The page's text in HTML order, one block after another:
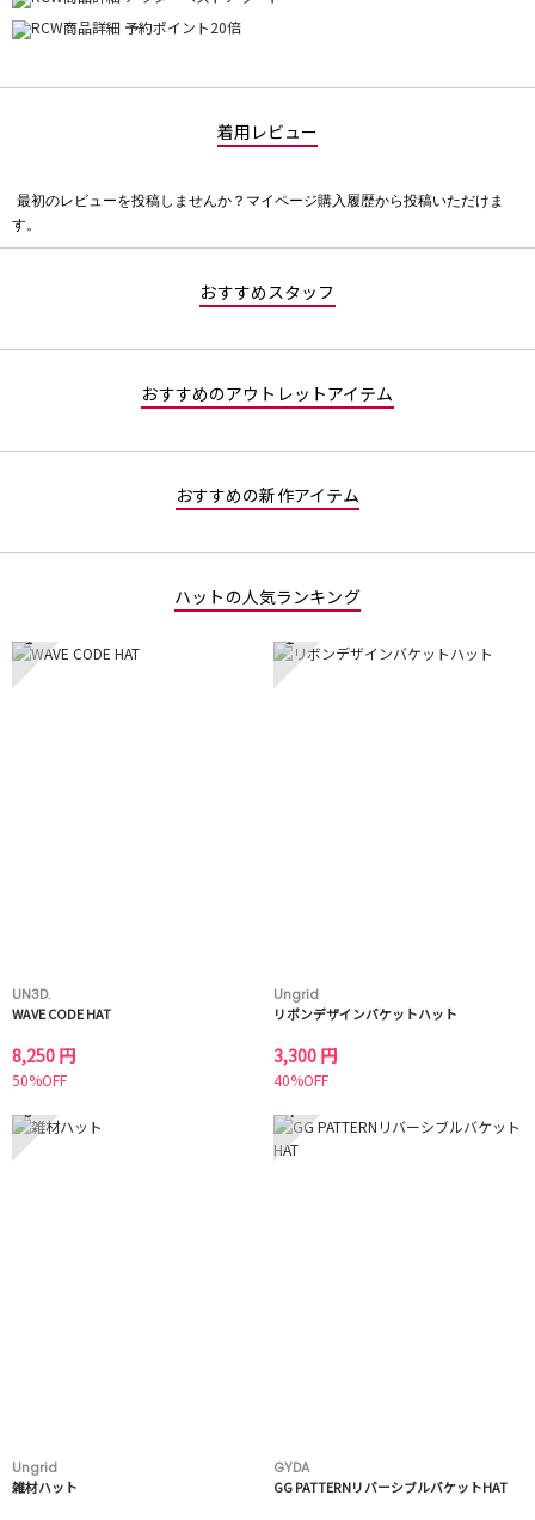
着用レビュー
評
価
最初のレビューを投稿しませんか？マイページ購入履歴から投稿いただけま
す。
おすすめスタッフ
おすすめのアウトレットアイテム
おすすめの新作アイテム
ハットの人気ランキング
1
UN3D.
WAVE CODE HAT
8,250 円
50%OFF
2
Ungrid
リボンデザインバケットハット
3,300 円
40%OFF
3
Ungrid
雑材ハット
4
GYDA
GG PATTERNリバーシブルバケットHAT